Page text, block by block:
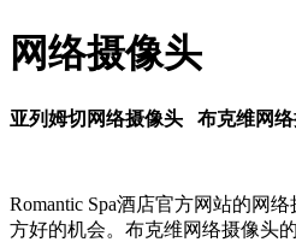
网络摄像头
亚列姆切网络摄像头 布克维网
Romantic Spa酒店官方网站的网
方好的机会。布克维网络摄像头